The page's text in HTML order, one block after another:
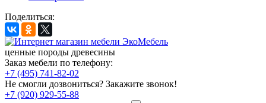
Поделиться:
ценные породы древесины
Заказ мебели по телефону:
+7 (495) 741-82-02
Не смогли дозвониться? Закажите звонок!
+7 (920) 929-55-88